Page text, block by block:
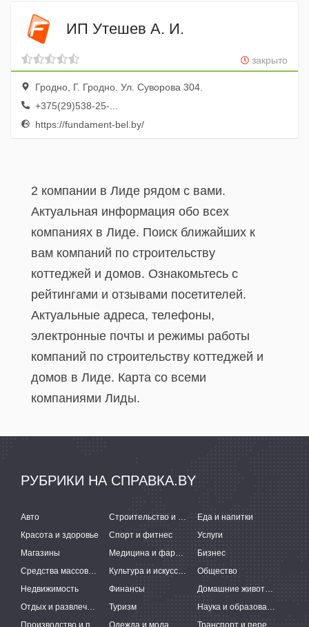
ИП Утешев А. И.
закрыто
Гродно, Г. Гродно. Ул. Суворова 304.
+375(29)538-25-...
https://fundament-bel.by/
2 компании в Лиде рядом с вами.
Актуальная информация обо всех
компаниях в Лиде. Поиск ближайших к
вам компаний по строительству
коттеджей и домов. Ознакомьтесь с
рейтингами и отзывами посетителей.
Актуальные адреса, телефоны,
электронные почты и режимы работы
компаний по строительству коттеджей и
домов в Лиде. Карта со всеми
компаниями Лиды.
РУБРИКИ НА СПРАВКА.BY
Авто Строительство и ремонт
Еда и напитки
Красота и здоровье
Спорт и фитнес
Услуги
Магазины
Медицина и фармацевтика
Бизнес
Средства массовой информации
Культура и искусство
Общество
Недвижимость
Финансы
Домашние животные
Отдых и развлечения
Туризм
Наука и образование
Одежда и мода